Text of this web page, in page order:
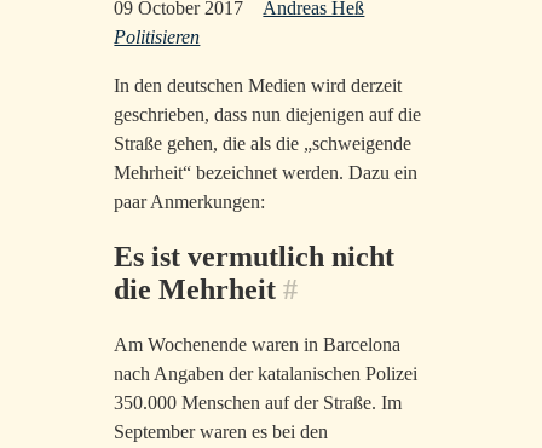
09 October 2017
Andreas Heß
Politisieren
In den deutschen Medien wird derzeit
geschrieben, dass nun diejenigen auf die
Straße gehen, die als die „schweigende
Mehrheit“ bezeichnet werden. Dazu ein
paar Anmerkungen:
Es ist vermutlich nicht
die Mehrheit #
Am Wochenende waren in Barcelona
nach Angaben der katalanischen Polizei
350.000 Menschen auf der Straße. Im
September waren es bei den